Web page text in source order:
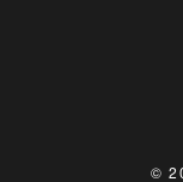
©